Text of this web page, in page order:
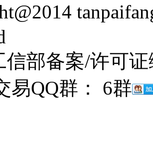
信部备案/许可
易QQ群： 6群